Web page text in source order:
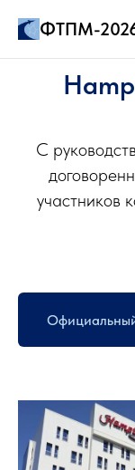
ФТПМ-
С
участников